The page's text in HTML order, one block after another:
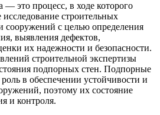
— это процесс, в ходе которого
строительных
сооружений с целью определения
выявления дефектов,
их надежности и безопасности.
строительной экспертизы
подпорных стен. Подпорные
в обеспечении устойчивости и
поэтому их состояние
и контроля.